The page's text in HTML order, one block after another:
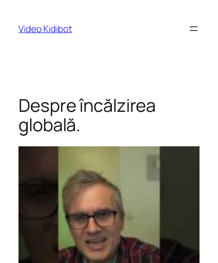
content
Video Kidibot
Despre încălzirea
globală.